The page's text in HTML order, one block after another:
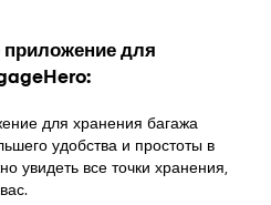
приложение для
для хранения багажа
удобства и простоты в
увидеть все точки хранения,